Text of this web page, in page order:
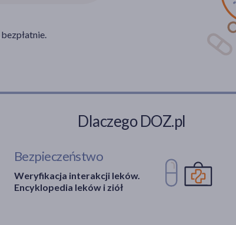
Dlaczego DOZ.pl
Bezpieczeństwo
Weryfikacja interakcji leków.
Encyklopedia leków i ziół